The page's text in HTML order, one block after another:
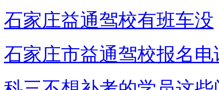
石家庄益通驾校有班车没
石家庄市益通驾校报名电